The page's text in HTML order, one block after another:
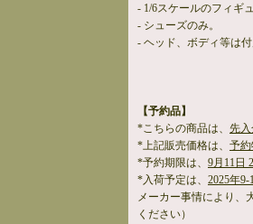
- 1/6スケールのフィギュ
- シューズのみ。
- ヘッド、ボディ等は付
【予約品】
*こちらの商品は、 先
*上記販売価格は、 予約
*予約期限は、 9月11日
*入荷予定は、 2025年9-
メーカー事情により、
ください）